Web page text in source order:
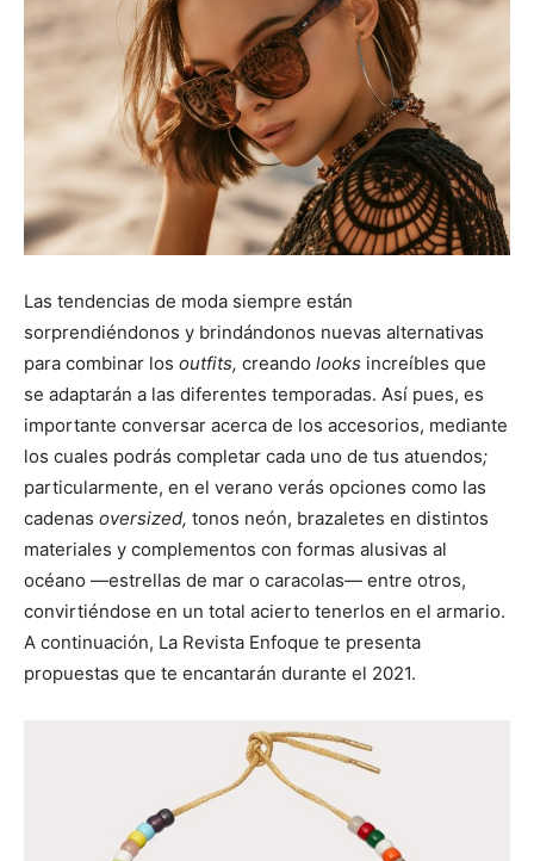
Las tendencias de moda siempre están
sorprendiéndonos y brindándonos nuevas alternativas
para combinar los outfits, creando looks increíbles que
se adaptarán a las diferentes temporadas. Así pues, es
importante conversar acerca de los accesorios, mediante
los cuales podrás completar cada uno de tus atuendos;
particularmente, en el verano verás opciones como las
cadenas oversized, tonos neón, brazaletes en distintos
materiales y complementos con formas alusivas al
océano —estrellas de mar o caracolas— entre otros,
convirtiéndose en un total acierto tenerlos en el armario.
A continuación, La Revista Enfoque te presenta
propuestas que te encantarán durante el 2021.